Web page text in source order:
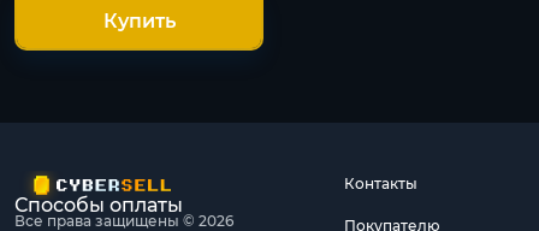
Купить
Все права защищены © 2026
Контакты
Покупателю
Способы оплаты